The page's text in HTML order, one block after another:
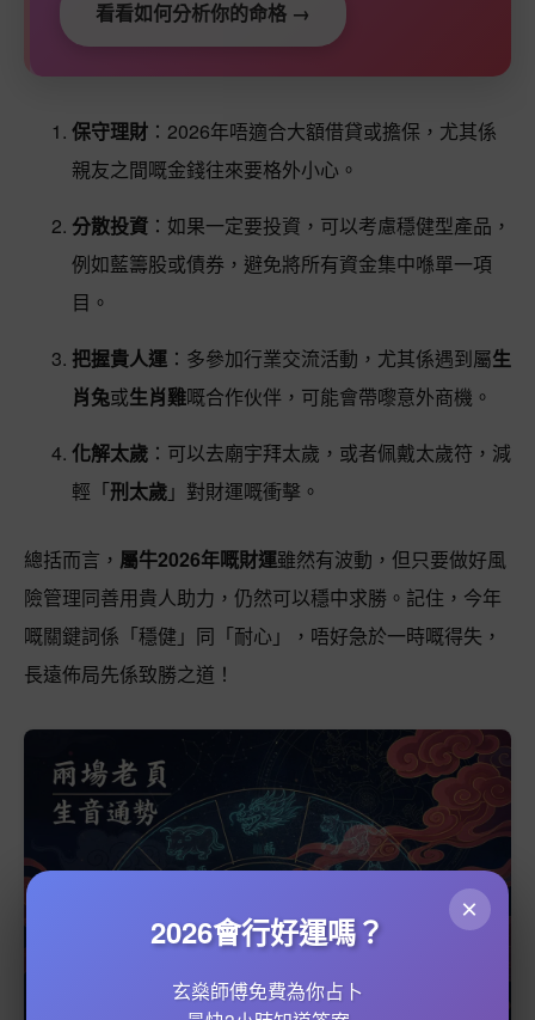
看看如何分析你的命格 →
保守理財 ：2026年唔適合大額借貸或擔保，尤其係
親友之間嘅金錢往來要格外小心。
分散投資 ：如果一定要投資，可以考慮穩健型產品，
例如藍籌股或債券，避免將所有資金集中喺單一項
目。
把握貴人運 ：多參加行業交流活動，尤其係遇到屬生
肖兔或生肖雞嘅合作伙伴，可能會帶嚟意外商機。
化解太歲 ：可以去廟宇拜太歲，或者佩戴太歲符，減
輕「刑太歲」對財運嘅衝擊。
總括而言， 屬牛2026年嘅財運雖然有波動，但只要做好風
險管理同善用貴人助力，仍然可以穩中求勝。記住，今年
嘅關鍵詞係「穩健」同「耐心」，唔好急於一時嘅得失，
長遠佈局先係致勝之道！
×
2026會行好運嗎？
玄燊師傅免費為你占卜